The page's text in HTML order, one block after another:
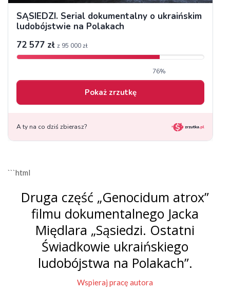
```html
Druga część „Genocidum atrox”
filmu dokumentalnego Jacka
Międlara „Sąsiedzi. Ostatni
Świadkowie ukraińskiego
ludobójstwa na Polakach”.
Wspieraj pracę autora